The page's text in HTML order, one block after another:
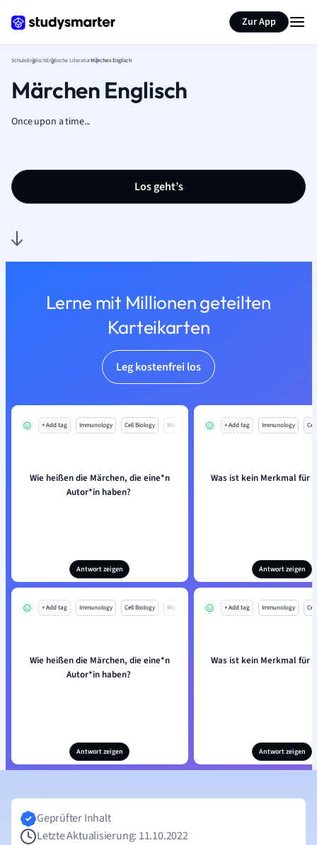
Zur App
SchuleEnglischEnglische LiteraturMärchen Englisch
Märchen Englisch
Once upon a time...
Los geht’s
Lerne mit Millionen geteilten
Karteikarten
Leg kostenfrei los
+ Add tag Immunology Cell Biology Mo
Wie heißen die Märchen, die eine*n
Autor*in haben?
Antwort zeigen
+ Add tag Immunology
Was ist kein Merkmal für
Antwort zeigen
+ Add tag Immunology Cell Biology Mo
Wie heißen die Märchen, die eine*n
Autor*in haben?
Antwort zeigen
+ Add tag Immunology
Was ist kein Merkmal für
Antwort zeigen
Seite zusammenfassen
Geprüfter Inhalt
Letzte Aktualisierung: 11.10.2022